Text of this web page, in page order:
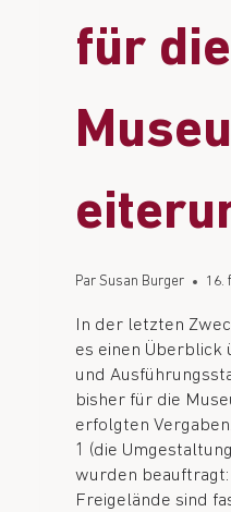
für die
Par Susan Burger 16.
In der letzten
es einen Überblick
und
bisher für die
erfolgten
1 (die
wurden beauftragt:
Freigelände sind